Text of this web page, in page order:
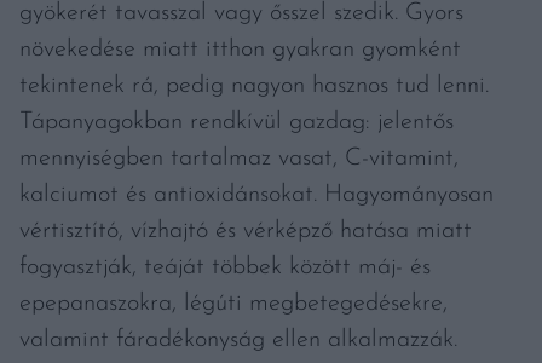
gyökerét tavasszal vagy ősszel szedik. Gyors
növekedése miatt itthon gyakran gyomként
tekintenek rá, pedig nagyon hasznos tud lenni.
Tápanyagokban rendkívül gazdag: jelentős
mennyiségben tartalmaz vasat, C-vitamint,
kalciumot és antioxidánsokat. Hagyományosan
vértisztító, vízhajtó és vérképző hatása miatt
fogyasztják, teáját többek között máj- és
epepanaszokra, légúti megbetegedésekre,
valamint fáradékonyság ellen alkalmazzák.